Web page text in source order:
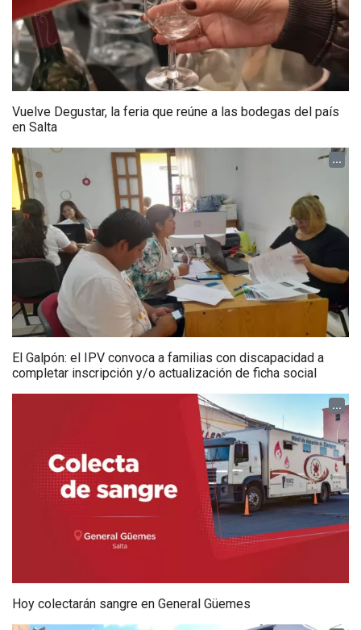
Vuelve Degustar, la feria que reúne a las bodegas del país
en Salta
...
El Galpón: el IPV convoca a familias con discapacidad a
completar inscripción y/o actualización de ficha social
...
Hoy colectarán sangre en General Güemes